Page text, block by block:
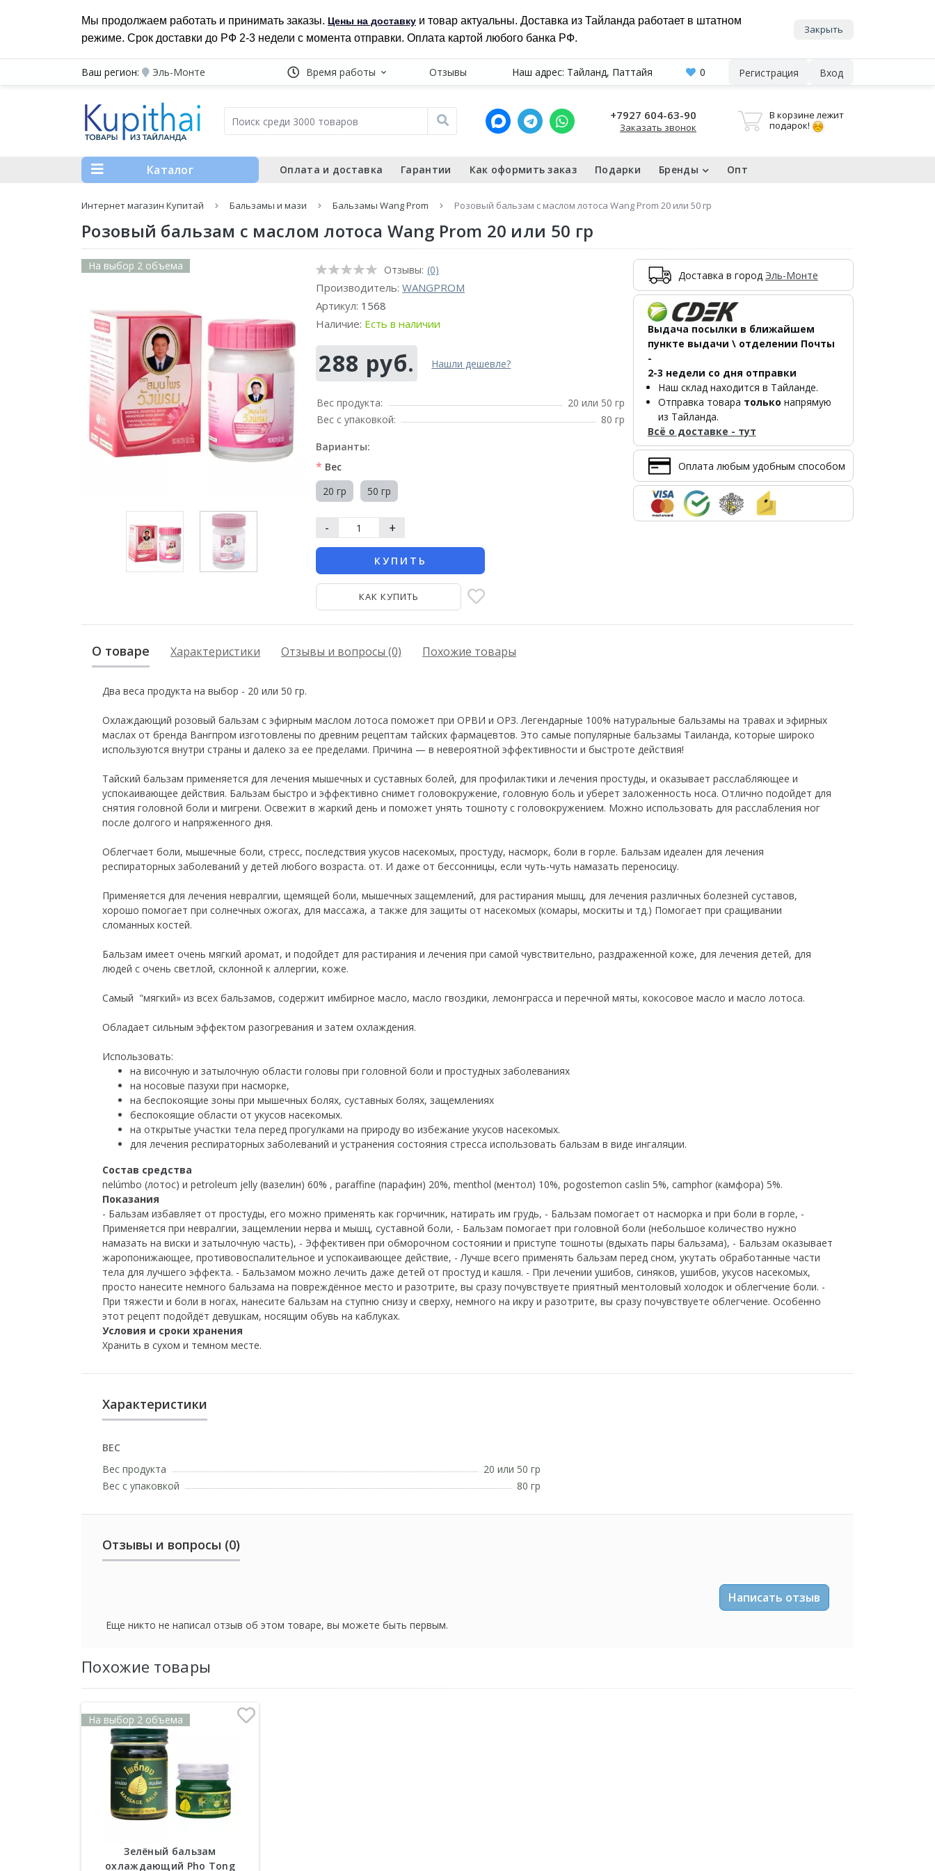
Мы продолжаем работать и принимать заказы. Цены на доставку и товар актуальны. Доставка из Тайланда работает в штатном
режиме. Срок доставки до РФ 2-3 недели с момента отправки. Оплата картой любого банка РФ.
Закрыть
Ваш регион: Эль-Монте Время работы Отзывы Наш адрес: Тайланд, Паттайя 0 Регистрация Вход
+7927 604-63-90
Заказать звонок
В корзине лежит
подарок!
Каталог Оплата и доставка Гарантии Как оформить заказ Подарки Бренды Опт
Интернет магазин Купитай Бальзамы и мази Бальзамы Wang Prom Розовый бальзам с маслом лотоса Wang Prom 20 или 50 гр
Розовый бальзам с маслом лотоса Wang Prom 20 или 50 гр
На выбор 2 объема Отзывы: (0)
Производитель:WANGPROM
Артикул: 1568
Наличие: Есть в наличии
288 руб. Нашли дешевле?
Вес продукта:
20 или 50 гр
Вес с упаковкой:
80 гр
Варианты:
* Вес
20 гр
50 гр
- +
КУПИТЬ
КАК КУПИТЬ
Доставка в город Эль-Монте
Выдача посылки в ближайшем
пункте выдачи \ отделении Почты
-
2-3 недели со дня отправки
Наш склад находится в Тайланде.
Отправка товара только напрямую
из Тайланда.
Всё о доставке - тут
Оплата любым удобным способом
О товаре Характеристики Отзывы и вопросы (0) Похожие товары
Два веса продукта на выбор - 20 или 50 гр.
Охлаждающий розовый бальзам с эфирным маслом лотоса поможет при ОРВИ и ОРЗ. Легендарные 100% натуральные бальзамы на травах и эфирных
маслах от бренда Вангпром изготовлены по древним рецептам тайских фармацевтов. Это самые популярные бальзамы Таиланда, которые широко
используются внутри страны и далеко за ее пределами. Причина — в невероятной эффективности и быстроте действия!
Тайский бальзам применяется для лечения мышечных и суставных болей, для профилактики и лечения простуды, и оказывает расслабляющее и
успокаивающее действия. Бальзам быстро и эффективно снимет головокружение, головную боль и уберет заложенность носа. Отлично подойдет для
снятия головной боли и мигрени. Освежит в жаркий день и поможет унять тошноту с головокружением. Можно использовать для расслабления ног
после долгого и напряженного дня.
Облегчает боли, мышечные боли, стресс, последствия укусов насекомых, простуду, насморк, боли в горле. Бальзам идеален для лечения
респираторных заболеваний у детей любого возраста. от. И даже от бессонницы, если чуть-чуть намазать переносицу.
Применяется для лечения невралгии, щемящей боли, мышечных защемлений, для растирания мышц, для лечения различных болезней суставов,
хорошо помогает при солнечных ожогах, для массажа, а также для защиты от насекомых (комары, москиты и тд.) Помогает при сращивании
сломанных костей.
Бальзам имеет очень мягкий аромат, и подойдет для растирания и лечения при самой чувствительно, раздраженной коже, для лечения детей, для
людей с очень светлой, склонной к аллергии, коже.
Самый "мягкий» из всех бальзамов, содержит имбирное масло, масло гвоздики, лемонграсса и перечной мяты, кокосовое масло и масло лотоса.
Обладает сильным эффектом разогревания и затем охлаждения.
Использовать:
на височную и затылочную области головы при головной боли и простудных заболеваниях
на носовые пазухи при насморке,
на беспокоящие зоны при мышечных болях, суставных болях, защемлениях
беспокоящие области от укусов насекомых.
на открытые участки тела перед прогулками на природу во избежание укусов насекомых.
для лечения респираторных заболеваний и устранения состояния стресса использовать бальзам в виде ингаляции.
Состав средства
nelúmbo (лотос) и petroleum jelly (вазелин) 60% , paraffine (парафин) 20%, menthol (ментол) 10%, pogostemon caslin 5%, camphor (камфора) 5%.
Показания
- Бальзам избавляет от простуды, его можно применять как горчичник, натирать им грудь, ️- Бальзам помогает от насморка и при боли в горле, ️-
Применяется при невралгии, защемлении нерва и мышц, суставной боли, ️- Бальзам помогает при головной боли (небольшое количество нужно
намазать на виски и затылочную часть), ️- Эффективен при обморочном состоянии и приступе тошноты (вдыхать пары бальзама), ️- Бальзам оказывает
жаропонижающее, противовоспалительное и успокаивающее действие, - Лучше всего применять бальзам перед сном, укутать обработанные части
тела для лучшего эффекта. - Бальзамом можно лечить даже детей от простуд и кашля. - При лечении ушибов, синяков, ушибов, укусов насекомых,
просто нанесите немного бальзама на повреждённое место и разотрите, вы сразу почувствуете приятный ментоловый холодок и облегчение боли. -
При тяжести и боли в ногах, нанесите бальзам на ступню снизу и сверху, немного на икру и разотрите, вы сразу почувствуете облегчение. Особенно
этот рецепт подойдёт девушкам, носящим обувь на каблуках.
Условия и сроки хранения
Хранить в сухом и темном месте.
Характеристики
ВЕС
Вес продукта
20 или 50 гр
Вес с упаковкой
80 гр
Отзывы и вопросы (0)
Написать отзыв
Еще никто не написал отзыв об этом товаре, вы можете быть первым.
Похожие товары
На выбор 2 объема
Зелёный бальзам
охлаждающий Pho Tong